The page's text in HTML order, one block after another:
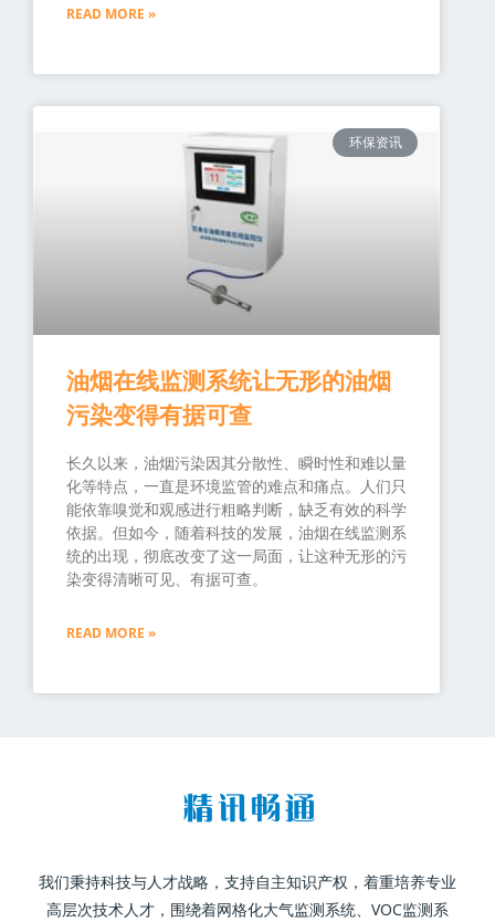
READ MORE »
环保资讯
油烟在线监测系统让无形的油烟
污染变得有据可查
长久以来，油烟污染因其分散性、瞬时性和难以量
化等特点，一直是环境监管的难点和痛点。人们只
能依靠嗅觉和观感进行粗略判断，缺乏有效的科学
依据。但如今，随着科技的发展，油烟在线监测系
统的出现，彻底改变了这一局面，让这种无形的污
染变得清晰可见、有据可查。
READ MORE »
我们秉持科技与人才战略，支持自主知识产权，着重培养专业
高层次技术人才，围绕着网格化大气监测系统、VOC监测系